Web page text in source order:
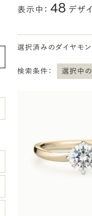
表示中： 48 デザ
選択済みのダイヤモン
検索条件： 選択中